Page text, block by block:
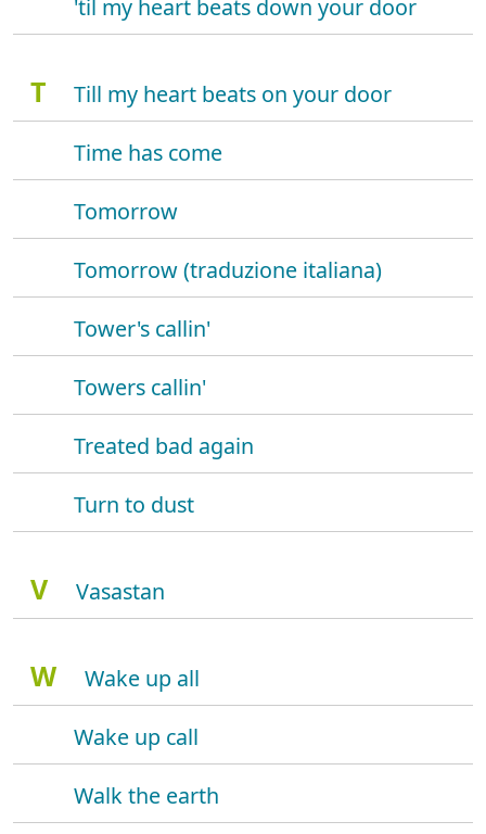
'til my heart beats down your door
T
Till my heart beats on your door
Time has come
Tomorrow
Tomorrow (traduzione italiana)
Tower's callin'
Towers callin'
Treated bad again
Turn to dust
V Vasastan
W
Wake up all
Wake up call
Walk the earth